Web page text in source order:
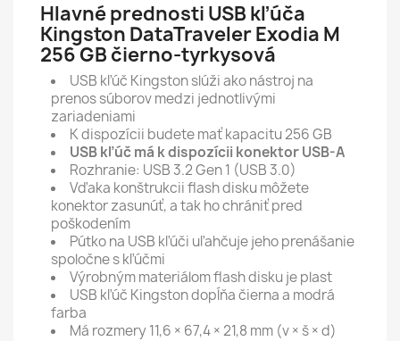
Hlavné prednosti USB kľúča
Kingston DataTraveler Exodia M
256 GB čierno-tyrkysová
USB kľúč Kingston slúži ako nástroj na
prenos súborov medzi jednotlivými
zariadeniami
K dispozícii budete mať kapacitu 256 GB
USB kľúč má k dispozícii konektorUSB-A
Rozhranie: USB 3.2 Gen 1 (USB 3.0)
Vďaka konštrukcii flash disku môžete
konektor zasunúť, a tak ho chrániť pred
poškodením
Pútko na USB kľúči uľahčuje jeho prenášanie
spoločne s kľúčmi
Výrobným materiálom flash disku je plast
USB kľúč Kingston dopĺňa čierna a modrá
farba
Má rozmery 11,6 × 67,4 × 21,8 mm (v × š × d)